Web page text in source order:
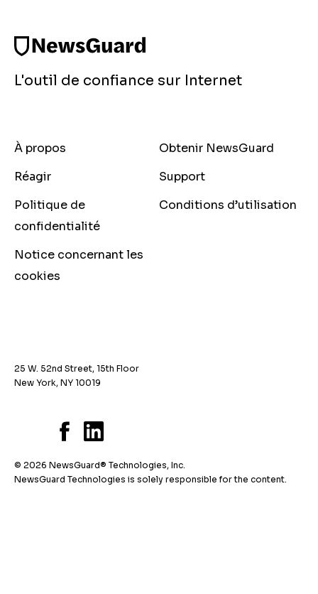
L'outil de confiance sur Internet
À propos
Obtenir NewsGuard
Réagir
Support
Politique de
confidentialité
Conditions d’utilisation
Notice concernant les
cookies
25 W. 52nd Street, 15th Floor
New York, NY 10019
© 2026 NewsGuard® Technologies, Inc.
NewsGuard Technologies is solely responsible for the content.